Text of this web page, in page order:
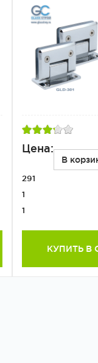
Цена:
В
291
1
1
КУПИТЬ В